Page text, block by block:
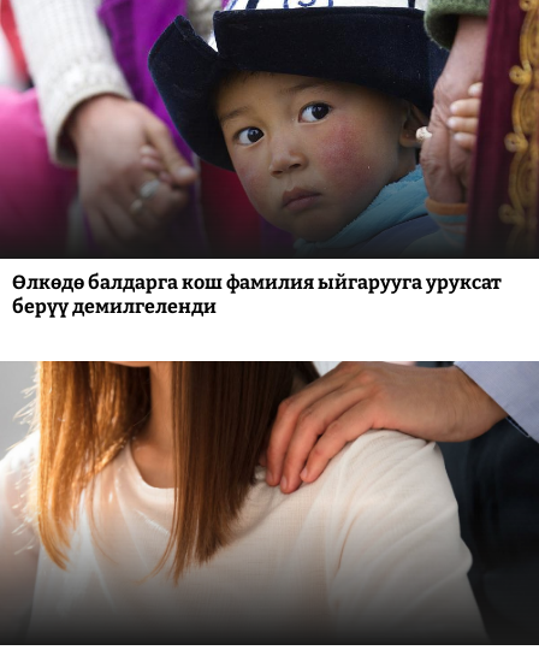
Өлкөдө балдарга кош фамилия ыйгарууга уруксат
берүү демилгеленди